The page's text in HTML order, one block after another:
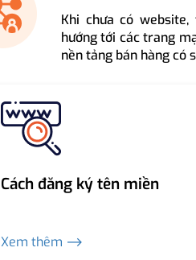
Khi chưa có
hướng tới các trang
nền tảng bán hàng có
Cách đăng ký tên miền
Xem thêm ⟶